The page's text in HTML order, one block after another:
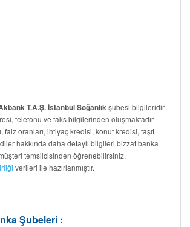
T.A.Ş. İstanbul Soğanlıkşubesi bilgileridir.
telefonu ve faks bilgilerinden oluşmaktadır.
faiz oranları, ihtiyaç kredisi, konut kredisi, taşıt
hakkında daha detaylı bilgileri bizzat banka
temsilcisinden öğrenebilirsiniz.
verileri ile hazırlanmıştır.
Şubeleri :